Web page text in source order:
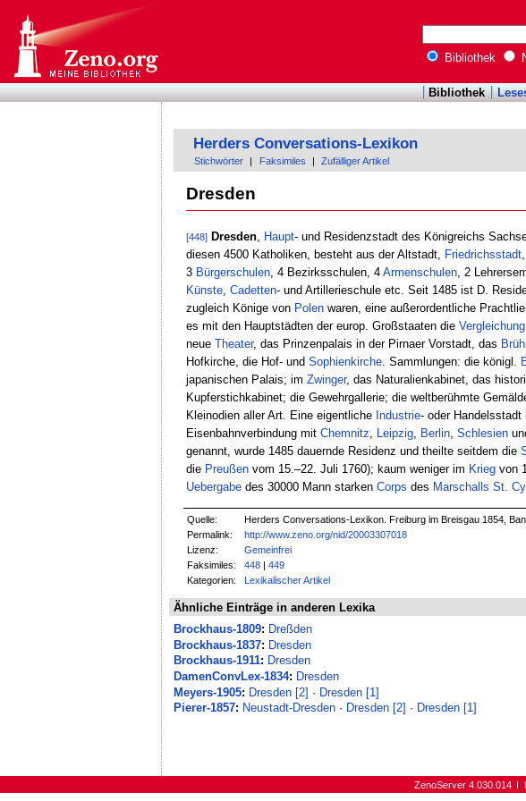
Bibliothek
Bibliothek
Herders Conversations-Lexikon
Stichwörter Faksimiles Zufälliger Artikel
Dresden
[448] Dresden, Haupt- und Residenzstadt des Königreichs
diesen 4500 Katholiken, besteht aus der Altstadt,
Friedrichsstadt,
3 Bürgerschulen, 4 Bezirksschulen, 4 Armenschulen, 2
Künste, Cadetten- und Artillerieschule etc. Seit 1485 ist D.
zugleich Könige von Polenwaren, eine außerordentliche
es mit den Hauptstädten der europ. Großstaaten die Vergleichung
neue Theater, das Prinzenpalais in der Pirnaer Vorstadt, das Brühl
Hofkirche, die Hof- und Sophienkirche. Sammlungen: die königl.
japanischen Palais; im Zwinger, das Naturalienkabinet, das
Kupferstichkabinet; die Gewehrgallerie; die weltberühmte
Kleinodien aller Art. Eine eigentliche Industrie- oder
Eisenbahnverbindung mit Chemnitz Leipzig, Berlin, Schlesien
genannt, wurde 1485 dauernde Residenz und theilte seitdem die
die Preußenvom 15.–22. Juli 1760); kaum weniger im Kriegvon
Uebergabedes 30000 Mann starken Corps des Marschalls St.
Quelle:
Herders Conversations-Lexikon. Freiburg im Breisgau 1854,
Permalink:
http://www.zeno.org/nid/20003307018
Lizenz:
Gemeinfrei
Faksimiles:
448 |449
Kategorien:
Lexikalischer Artikel
Ähnliche Einträge in anderen Lexika
Brockhaus-1809: Dreßden
Brockhaus-1837: Dresden
Brockhaus-1911: Dresden
DamenConvLex-1834: Dresden
Meyers-1905: Dresden [2] · Dresden [1]
Pierer-1857: Neustadt-Dresden · Dresden [2] · Dresden [1]
ZenoServer 4.030.014